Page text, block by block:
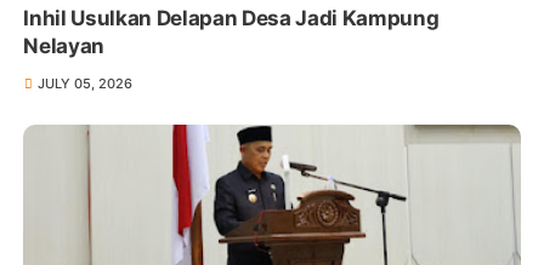
Inhil Usulkan Delapan Desa Jadi Kampung
Nelayan
JULY 05, 2026